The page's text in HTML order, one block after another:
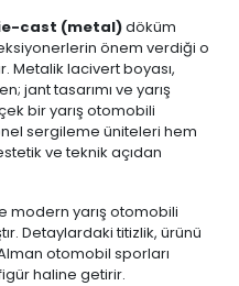
cast (metal)döküm
önem verdiği o
Metalik lacivert boyası,
jant tasarımı ve yarış
bir yarış otomobili
sergileme üniteleri hem
ve teknik açıdan
modern yarış otomobili
Detaylardaki titizlik, ürünü
otomobil sporları
haline getirir.